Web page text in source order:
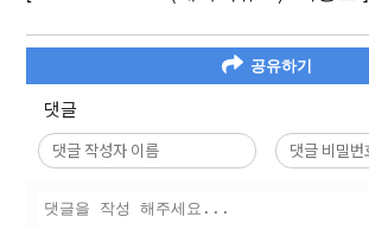
공유하기
댓글